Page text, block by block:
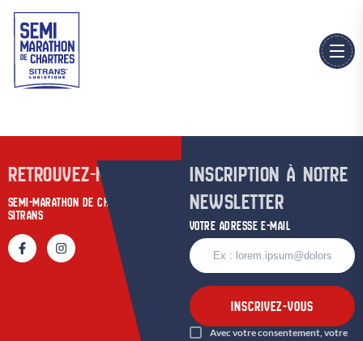
RETROUVEZ-NOUS SUR
SEMI-MARATHON DE CHARTRES
SITRANS
INSCRIPTION À NOTRE
NEWSLETTER
VOTRE ADRESSE E-MAIL
INSCRIVEZ-VOUS
Avec votre consentement, votre